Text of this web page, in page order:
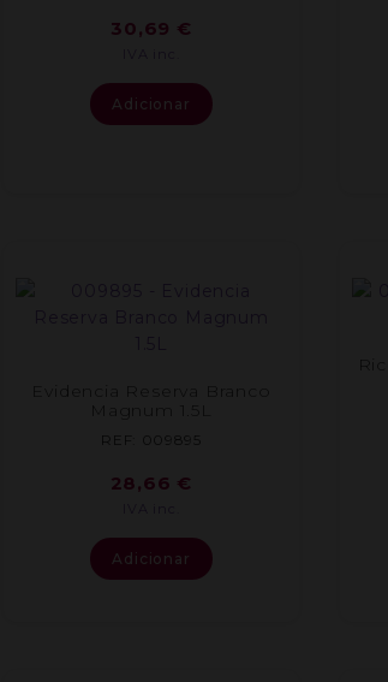
30,69 €
Adicionar
Evidencia Reserva Branco
Magnum 1.5L
REF: 009895
28,66 €
Adicionar